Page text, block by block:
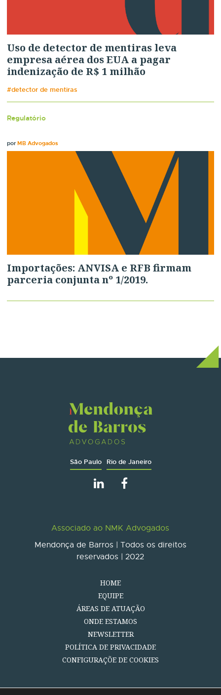
Uso de detector de mentiras leva
empresa aérea dos EUA a pagar
indenização de R$ 1 milhão
#detector de mentiras
Regulatório
porMB Advogados
Importações: ANVISA e RFB firmam
parceria conjunta nº 1/2019.
São Paulo Rio de Janeiro
Associado ao NMK Advogados
Mendonça de Barros | Todos os direitos
reservados | 2022
HOME
EQUIPE
ÁREAS DE ATUAÇÃO
ONDE ESTAMOS
NEWSLETTER
POLÍTICA DE PRIVACIDADE
CONFIGURAÇÕE DE COOKIES